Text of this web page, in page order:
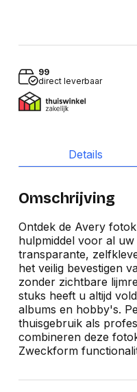
99
direct leverbaar
Details
Omschrijving
Ontdek de Avery
hulpmiddel voor al
transparante,
het veilig bevestigen
zonder zichtbare
stuks heeft u altijd
albums en hobby's.
thuisgebruik als
combineren deze
Zweckform